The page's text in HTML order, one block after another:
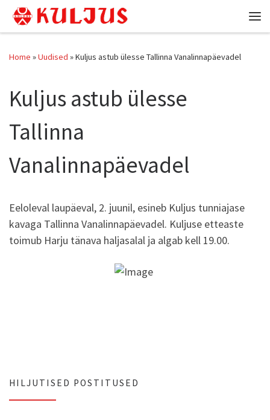
Skip to content
Home »Uudised »Kuljus astub ülesse Tallinna Vanalinnapäevadel
Kuljus astub ülesse
Tallinna
Vanalinnapäevadel
Eeloleval laupäeval, 2. juunil, esineb Kuljus tunniajase
kavaga Tallinna Vanalinnapäevadel. Kuljuse etteaste
toimub Harju tänava haljasalal ja algab kell 19.00.
HILJUTISED POSTITUSED